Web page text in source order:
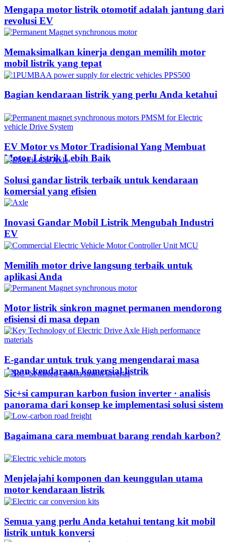
Mengapa motor listrik otomotif adalah jantung dari
revolusi EV
Memaksimalkan kinerja dengan memilih motor
mobil listrik yang tepat
Bagian kendaraan listrik yang perlu Anda ketahui
EV Motor vs Motor Tradisional Yang Membuat
Motor Listrik Lebih Baik
Solusi gandar listrik terbaik untuk kendaraan
komersial yang efisien
Inovasi Gandar Mobil Listrik Mengubah Industri
EV
Memilih motor drive langsung terbaik untuk
aplikasi Anda
Motor listrik sinkron magnet permanen mendorong
efisiensi di masa depan
E-gandar untuk truk yang mengendarai masa
depan kendaraan komersial listrik
Sic+si campuran karbon fusion inverter · analisis
panorama dari konsep ke implementasi solusi sistem
Bagaimana cara membuat barang rendah karbon?
Menjelajahi komponen dan keunggulan utama
motor kendaraan listrik
Semua yang perlu Anda ketahui tentang kit mobil
listrik untuk konversi